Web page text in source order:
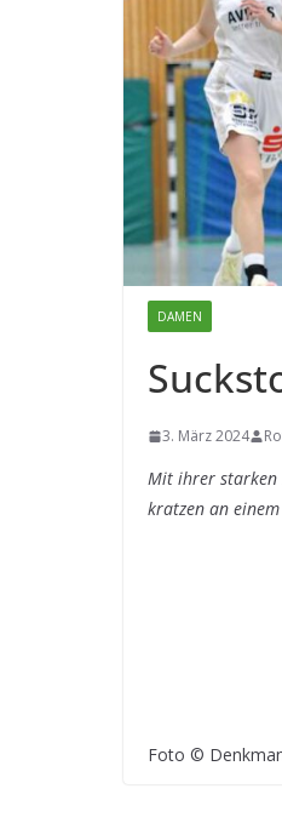
DAMEN
3. März 2024
Mit ihrer starken
kratzen an
Foto ©